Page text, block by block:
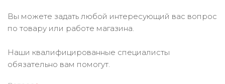
Вы можете задать любой интересующий вас вопрос
по товару или работе магазина.
Наши квалифицированные специалисты
обязательно вам помогут.